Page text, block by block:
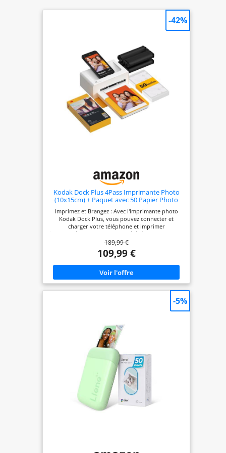
TheImagingWorld
Kodak Dock Plus 4Pass Imprimante Photo
(10x15cm) + Paquet avec 50 Papier Photo
(10 Feuilles Initiales + Paquet de 40 Feuilles)
Imprimez et Brangez : Avec l'imprimante photo
Kodak Dock Plus, vous pouvez connecter et
charger votre téléphone et imprimer
instantanément vos photos préférées. Kodak Dock
Plus est compatible avec les appareils Apple et
Android et prend également en charge la
connexion sans fil Bluetooth. Qualité photo
supérieure : Le Kodak Mini 3 Retro utilise la
technologie 11PASS, qui permet d'imprimer des
photos avec des couches de couleur et de les
plastifiées. Elles sont protégées contre les
photos : Notre produit permet d'imprimer des
photos avec ou sans bordure. Avec cet appareil,
date de la photo ou l'imprimer sans bordure pour
une plus grande photo ! Téléchargez l'application
KODAK Photo Printer et imprimez de n'importe
où et à n'importe quel moment ! Elle offre des
options décoratives telles que des filtres, des
cadres et bien d'autres choses encore !
189,99 €
109,99 €
-42%
-5%